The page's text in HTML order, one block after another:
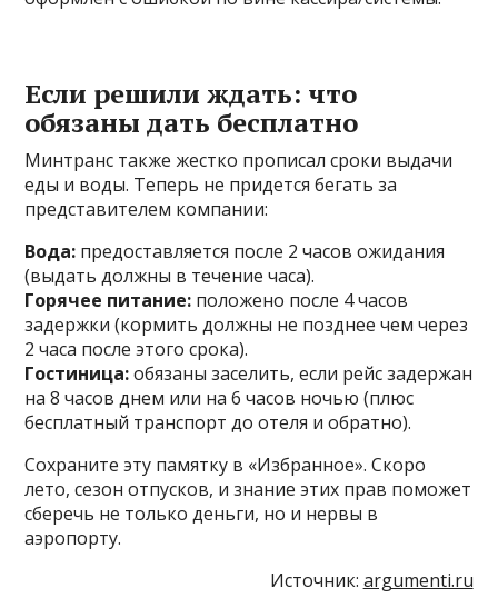
Если решили ждать: что
обязаны дать бесплатно
Минтранс также жестко прописал сроки выдачи
еды и воды. Теперь не придется бегать за
представителем компании:
Вода: предоставляется после 2 часов ожидания
(выдать должны в течение часа).
Горячее питание: положено после 4 часов
задержки (кормить должны не позднее чем через
2 часа после этого срока).
Гостиница:обязаны заселить, если рейс задержан
на 8 часов днем или на 6 часов ночью (плюс
бесплатный транспорт до отеля и обратно).
Сохраните эту памятку в «Избранное». Скоро
лето, сезон отпусков, и знание этих прав поможет
сберечь не только деньги, но и нервы в
аэропорту.
Источник: argumenti.ru